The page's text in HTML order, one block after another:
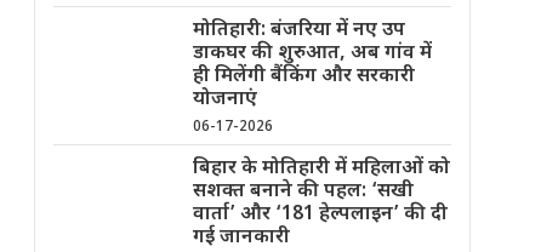
मोतिहारी: बंजरिया में नए उप
डाकघर की शुरुआत, अब गांव में
ही मिलेंगी बैंकिंग और सरकारी
योजनाएं
06-17-2026
बिहार के मोतिहारी में महिलाओं को
सशक्त बनाने की पहल: ‘सखी
वार्ता’ और ‘181 हेल्पलाइन’ की दी
गई जानकारी